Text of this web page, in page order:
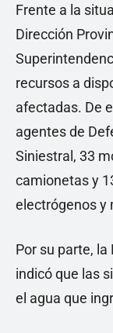
Frente a la
Dirección
recursos a
afectadas. De
agentes de
Siniestral, 33
camionetas y
electrógenos y
Por su parte,
indicó que las
el agua que